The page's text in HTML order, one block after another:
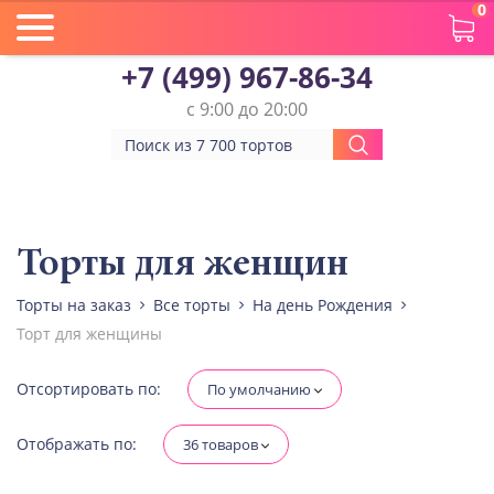
0
+7 (499) 967-86-34
с 9:00 до 20:00
Количество ярусов
При выборе яруса вес изменится
Разные начинки для ярусов
Торты для женщин
Торты на заказ Все торты
На день Рождения
Торт для женщины
Отсортировать по: По умолчанию
Отображать по: 36 товаров